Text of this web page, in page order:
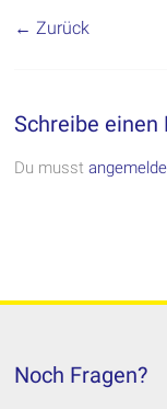
← Zurück
Schreibe
Du musst
Noch Fragen?